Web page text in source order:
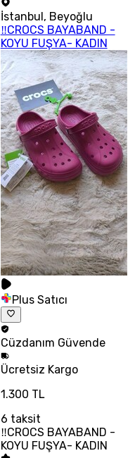
İstanbul , Beyoğlu
‼CROCS BAYABAND -
KOYU FUŞYA- KADIN
Plus Satıcı
Cüzdanım Güvende
Ücretsiz Kargo
1.300 TL
6 taksit
‼CROCS BAYABAND -
KOYU FUŞYA- KADIN